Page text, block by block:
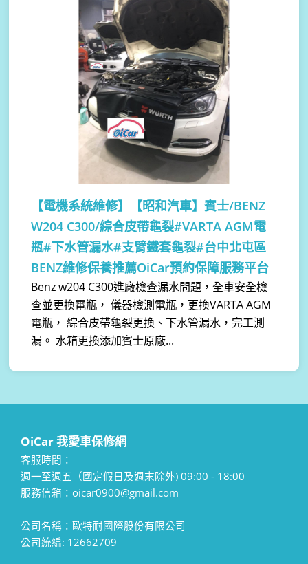
【電機系統維修】
【昭和汽車】賓士/BENZ
W204 C300/綜合皮帶龜裂#VARTA AGM電
瓶#下水管漏水#支臂鐵套龜裂#台中北屯區
BENZ維修保養推薦OiCar預約保障服務平台
Benz w204 C300進廠檢查漏水問題，全車安全檢
查並更換電瓶， 儀器檢測電瓶，更換VARTA AGM
電瓶， 綜合皮帶龜裂更換、下水管漏水，完工測
漏。 水箱更換添加賓士原廠...
OiCar 我愛車保修網
客服時間：
週一至週五（國定假日及週末除外) 09:00 - 18:00
服務信箱：oicar0900@gmail.com
公司名稱：歐特耐國際股份有限公司
公司統編: 12662709